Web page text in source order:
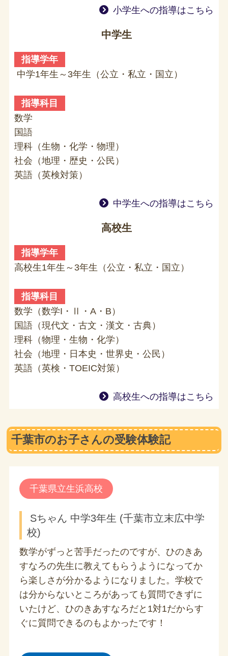
小学生への指導はこちら
中学生
指導学年
中学1年生～3年生（公立・私立・国立）
指導科目
数学
国語
理科（生物・化学・物理）
社会（地理・歴史・公民）
英語（英検対策）
中学生への指導はこちら
高校生
指導学年
高校生1年生～3年生（公立・私立・国立）
指導科目
数学（数学I・Ⅱ・A・B）
国語（現代文・古文・漢文・古典）
理科（物理・生物・化学）
社会（地理・日本史・世界史・公民）
英語（英検・TOEIC対策）
高校生への指導はこちら
千葉市のお子さんの受験体験記
千葉県立生浜高校
Sちゃん 中学3年生 (千葉市立末広中学
校)
数学がずっと苦手だったのですが、ひのきあ
すなろの先生に教えてもらうようになってか
ら楽しさが分かるようになりました。学校で
は分からないところがあっても質問できずに
いたけど、ひのきあすなろだと1対1だからす
ぐに質問できるのもよかったです！